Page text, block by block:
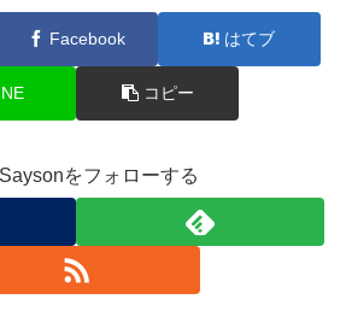
Facebook はてブ
コピー
をフォローする